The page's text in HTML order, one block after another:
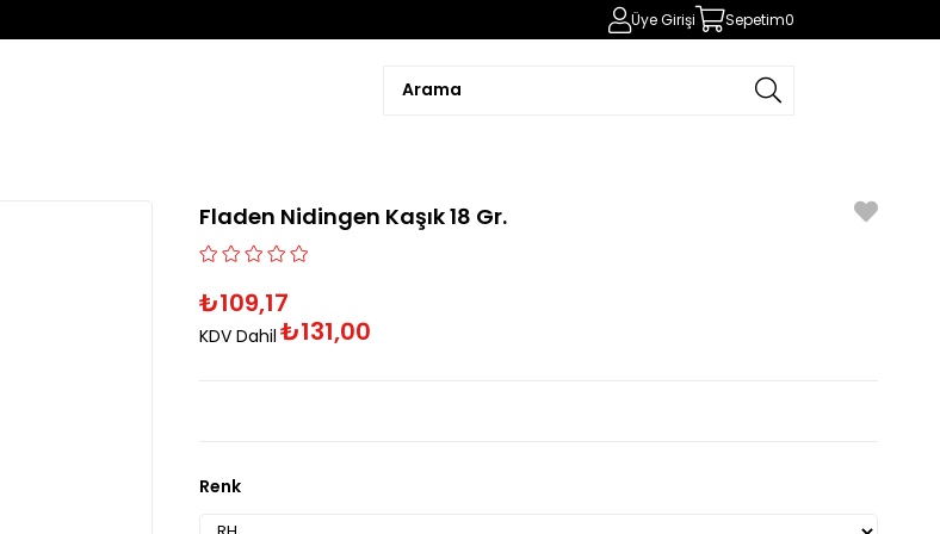
Üye Girişi Sepetim0
Fladen Nidingen Kaşık 18 Gr.
₺109,17
KDV Dahil ₺131,00
Renk